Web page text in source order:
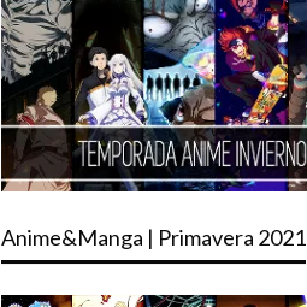
Anime&Manga | Primavera 2021